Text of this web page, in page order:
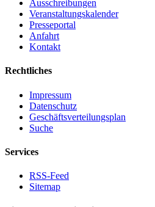
Ausschreibungen
Veranstaltungskalender
Presseportal
Anfahrt
Kontakt
Rechtliches
Impressum
Datenschutz
Geschäftsverteilungsplan
Suche
Services
RSS-Feed
Sitemap